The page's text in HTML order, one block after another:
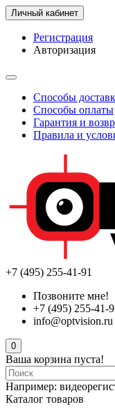
Личный кабинет
Регистрация
Авторизация
Способы
Способы оплаты
Гарантия и
Правила и
+7 (495) 255-41-91
Позвоните мне!
+7 (495) 255-41-
info@optvision.ru
0
Ваша корзина пуста!
Например:
Каталог товаров